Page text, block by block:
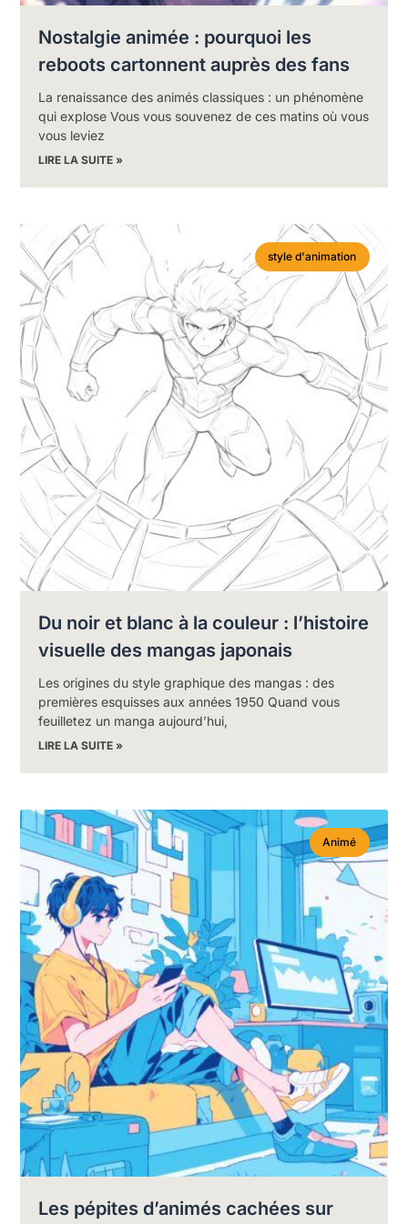
Nostalgie animée : pourquoi les
reboots cartonnent auprès des fans
La renaissance des animés classiques : un phénomène
qui explose Vous vous souvenez de ces matins où vous
vous leviez
LIRE LA SUITE »
style d'animation
Du noir et blanc à la couleur : l’histoire
visuelle des mangas japonais
Les origines du style graphique des mangas : des
premières esquisses aux années 1950 Quand vous
feuilletez un manga aujourd’hui,
LIRE LA SUITE »
Animé
Les pépites d’animés cachées sur